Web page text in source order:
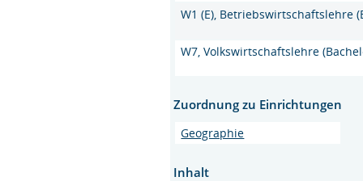
W1 (E), Betriebswirtschaftslehre
W7, Volkswirtschaftslehre
Zuordnung zu Einrichtungen
Geographie
Inhalt